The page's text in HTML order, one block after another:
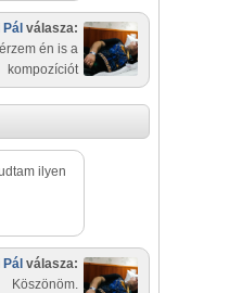
válasza:
én is a
kompozíciót
ilyen
válasza:
Köszönöm.